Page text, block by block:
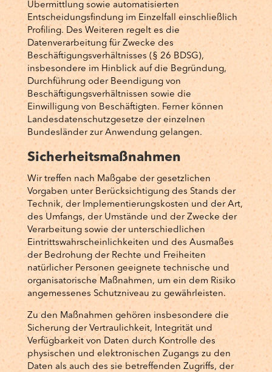
Übermittlung sowie automatisierten
Entscheidungsfindung im Einzelfall einschließlich
Profiling. Des Weiteren regelt es die
Datenverarbeitung für Zwecke des
Beschäftigungsverhältnisses (§ 26 BDSG),
insbesondere im Hinblick auf die Begründung,
Durchführung oder Beendigung von
Beschäftigungsverhältnissen sowie die
Einwilligung von Beschäftigten. Ferner können
Landesdatenschutzgesetze der einzelnen
Bundesländer zur Anwendung gelangen.
Sicherheitsmaßnahmen
Wir treffen nach Maßgabe der gesetzlichen
Vorgaben unter Berücksichtigung des Stands der
Technik, der Implementierungskosten und der Art,
des Umfangs, der Umstände und der Zwecke der
Verarbeitung sowie der unterschiedlichen
Eintrittswahrscheinlichkeiten und des Ausmaßes
der Bedrohung der Rechte und Freiheiten
natürlicher Personen geeignete technische und
organisatorische Maßnahmen, um ein dem Risiko
angemessenes Schutzniveau zu gewährleisten.
Zu den Maßnahmen gehören insbesondere die
Sicherung der Vertraulichkeit, Integrität und
Verfügbarkeit von Daten durch Kontrolle des
physischen und elektronischen Zugangs zu den
Daten als auch des sie betreffenden Zugriffs, der